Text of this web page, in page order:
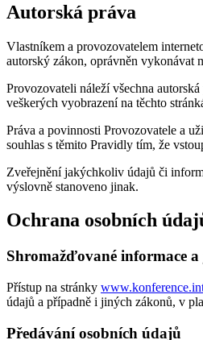
Autorská práva
Vlastníkem a provozovatelem
autorský zákon, oprávněn vykonávat
Provozovateli náleží všechna
veškerých vyobrazení na těchto
Práva a povinnosti Provozovatele a
souhlas s těmito Pravidly tím, že
Zveřejnění jakýchkoliv údajů či
výslovně stanoveno jinak.
Ochrana osobních
Shromažďované informace
Přístup na stránky
údajů a případně i jiných zákonů, v
Předávání osobních údajů